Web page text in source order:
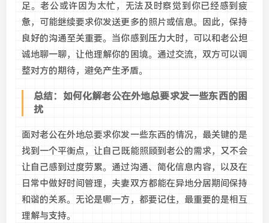
足。老公或许因为太忙，无法及时察觉到你已经感到疲
惫，可能继续要求你发送更多的照片或信息。因此，保持
良好的沟通至关重要。当你感到压力大时，可以和老公坦
诚地聊一聊，让他理解你的困境。通过交流，双方可以调
整对方的期待，避免产生矛盾。
总结：如何化解老公在外地总要求发一些东西的困
扰
面对老公在外地总要求你发一些东西的情况，最关键的是
找到一个平衡点，让自己既能照顾到老公的需求，又不会
让自己感到过度劳累。通过沟通、简化信息内容，以及在
日常中做好时间管理，夫妻双方都能在异地分居期间保持
和谐的关系。无论是哪一方，都要记住，最重要的是相互
理解与支持。